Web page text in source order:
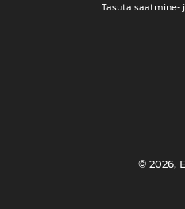
Tasuta saatmine-
© 2026,